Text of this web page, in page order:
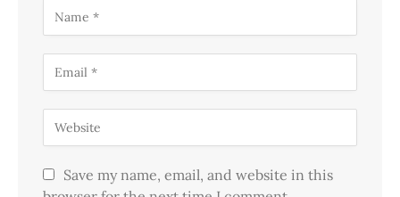
Save my name, email, and website in this